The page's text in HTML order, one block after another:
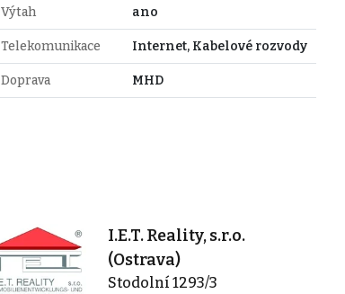
Výtah ano
Telekomunikace Internet, Kabelové rozvody
Doprava MHD
I.E.T. Reality, s.r.o.
(Ostrava)
Stodolní 1293/3